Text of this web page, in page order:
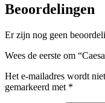
Beoordelingen
Er zijn nog geen
Wees de eerste om
Het e-mailadres wordt
gemarkeerd met *